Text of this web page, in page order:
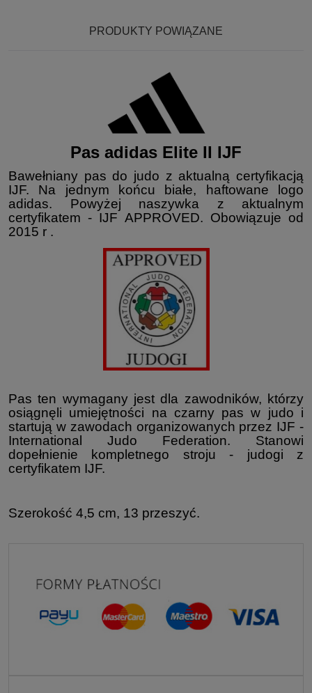
PRODUKTY POWIĄZANE
Pas adidas Elite II IJF
Bawełniany pas do judo z aktualną certyfikacją
IJF. Na jednym końcu białe, haftowane logo
adidas. Powyżej naszywka z aktualnym
certyfikatem - IJF APPROVED. Obowiązuje od
2015 r .
Pas ten wymagany jest dla zawodników, którzy
osiągnęli umiejętności na czarny pas w judo i
startują w zawodach organizowanych przez IJF -
International Judo Federation. Stanowi
dopełnienie kompletnego stroju - judogi z
certyfikatem IJF.
Szerokość 4,5 cm, 13 przeszyć.